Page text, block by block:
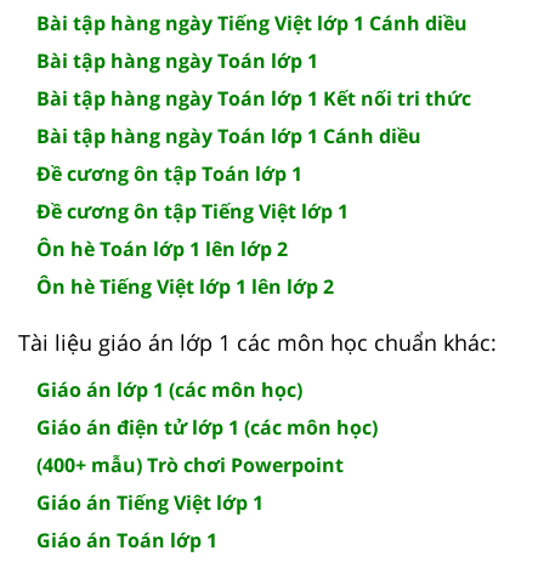
Bài tập hàng ngày Tiếng Việt lớp 1 Cánh diều
Bài tập hàng ngày Toán lớp 1
Bài tập hàng ngày Toán lớp 1 Kết nối tri thức
Bài tập hàng ngày Toán lớp 1 Cánh diều
Đề cương ôn tập Toán lớp 1
Đề cương ôn tập Tiếng Việt lớp 1
Ôn hè Toán lớp 1 lên lớp 2
Ôn hè Tiếng Việt lớp 1 lên lớp 2
Tài liệu giáo án lớp 1 các môn học chuẩn khác:
Giáo án lớp 1 (các môn học)
Giáo án điện tử lớp 1 (các môn học)
(400+ mẫu) Trò chơi Powerpoint
Giáo án Tiếng Việt lớp 1
Giáo án Toán lớp 1